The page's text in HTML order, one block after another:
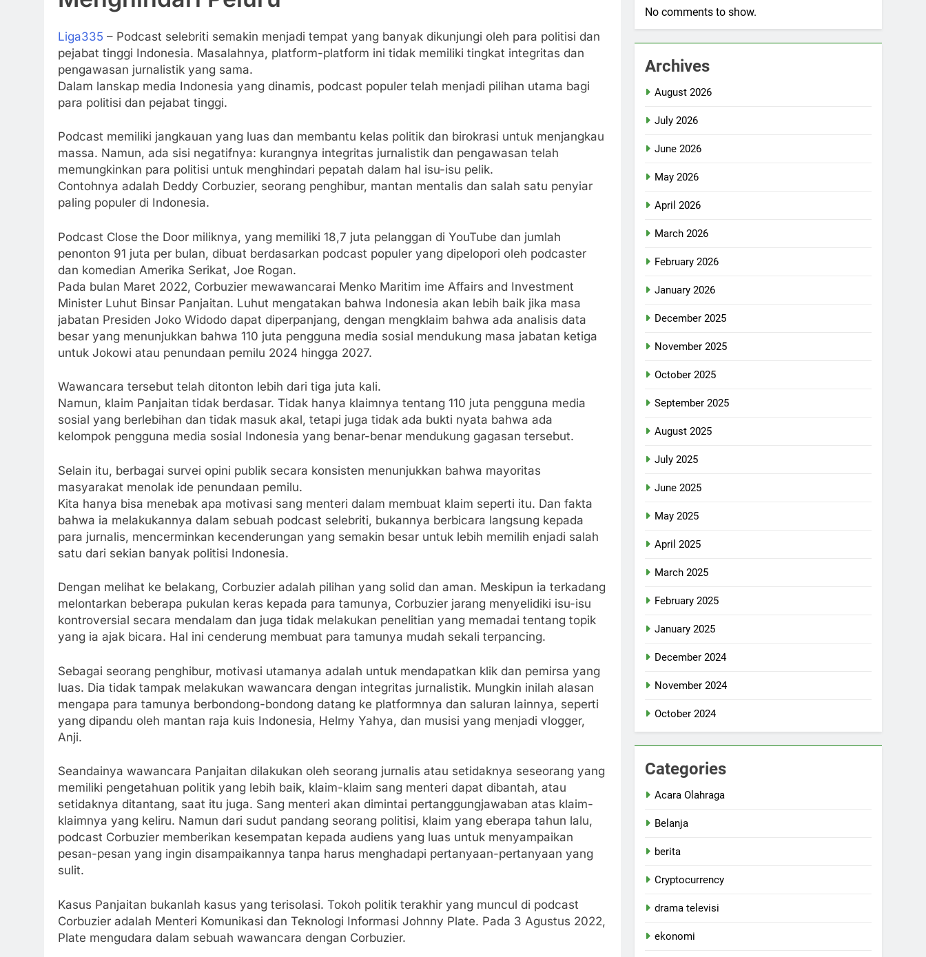
Liga335 – Podcast selebriti semakin menjadi tempat yang banyak dikunjungi oleh para politisi dan
pejabat tinggi Indonesia. Masalahnya, platform-platform ini tidak memiliki tingkat integritas dan
pengawasan jurnalistik yang sama.
Dalam lanskap media Indonesia yang dinamis, podcast populer telah menjadi pilihan utama bagi
para politisi dan pejabat tinggi.
Podcast memiliki jangkauan yang luas dan membantu kelas politik dan birokrasi untuk menjangkau
massa. Namun, ada sisi negatifnya: kurangnya integritas jurnalistik dan pengawasan telah
memungkinkan para politisi untuk menghindari pepatah dalam hal isu-isu pelik.
Contohnya adalah Deddy Corbuzier, seorang penghibur, mantan mentalis dan salah satu penyiar
paling populer di Indonesia.
Podcast Close the Door miliknya, yang memiliki 18,7 juta pelanggan di YouTube dan jumlah
penonton 91 juta per bulan, dibuat berdasarkan podcast populer yang dipelopori oleh podcaster
dan komedian Amerika Serikat, Joe Rogan.
Pada bulan Maret 2022, Corbuzier mewawancarai Menko Maritim ime Affairs and Investment
Minister Luhut Binsar Panjaitan. Luhut mengatakan bahwa Indonesia akan lebih baik jika masa
jabatan Presiden Joko Widodo dapat diperpanjang, dengan mengklaim bahwa ada analisis data
besar yang menunjukkan bahwa 110 juta pengguna media sosial mendukung masa jabatan ketiga
untuk Jokowi atau penundaan pemilu 2024 hingga 2027.
Wawancara tersebut telah ditonton lebih dari tiga juta kali.
Namun, klaim Panjaitan tidak berdasar. Tidak hanya klaimnya tentang 110 juta pengguna media
sosial yang berlebihan dan tidak masuk akal, tetapi juga tidak ada bukti nyata bahwa ada
kelompok pengguna media sosial Indonesia yang benar-benar mendukung gagasan tersebut.
Selain itu, berbagai survei opini publik secara konsisten menunjukkan bahwa mayoritas
masyarakat menolak ide penundaan pemilu.
Kita hanya bisa menebak apa motivasi sang menteri dalam membuat klaim seperti itu. Dan fakta
bahwa ia melakukannya dalam sebuah podcast selebriti, bukannya berbicara langsung kepada
para jurnalis, mencerminkan kecenderungan yang semakin besar untuk lebih memilih enjadi salah
satu dari sekian banyak politisi Indonesia.
Dengan melihat ke belakang, Corbuzier adalah pilihan yang solid dan aman. Meskipun ia terkadang
melontarkan beberapa pukulan keras kepada para tamunya, Corbuzier jarang menyelidiki isu-isu
kontroversial secara mendalam dan juga tidak melakukan penelitian yang memadai tentang topik
yang ia ajak bicara. Hal ini cenderung membuat para tamunya mudah sekali terpancing.
Sebagai seorang penghibur, motivasi utamanya adalah untuk mendapatkan klik dan pemirsa yang
luas. Dia tidak tampak melakukan wawancara dengan integritas jurnalistik. Mungkin inilah alasan
mengapa para tamunya berbondong-bondong datang ke platformnya dan saluran lainnya, seperti
yang dipandu oleh mantan raja kuis Indonesia, Helmy Yahya, dan musisi yang menjadi vlogger,
Anji.
Seandainya wawancara Panjaitan dilakukan oleh seorang jurnalis atau setidaknya seseorang yang
memiliki pengetahuan politik yang lebih baik, klaim-klaim sang menteri dapat dibantah, atau
setidaknya ditantang, saat itu juga. Sang menteri akan dimintai pertanggungjawaban atas klaim-
klaimnya yang keliru. Namun dari sudut pandang seorang politisi, klaim yang eberapa tahun lalu,
podcast Corbuzier memberikan kesempatan kepada audiens yang luas untuk menyampaikan
pesan-pesan yang ingin disampaikannya tanpa harus menghadapi pertanyaan-pertanyaan yang
sulit.
Kasus Panjaitan bukanlah kasus yang terisolasi. Tokoh politik terakhir yang muncul di podcast
Corbuzier adalah Menteri Komunikasi dan Teknologi Informasi Johnny Plate. Pada 3 Agustus 2022,
Plate mengudara dalam sebuah wawancara dengan Corbuzier.
No comments to show.
Archives
August 2026
July 2026
June 2026
May 2026
April 2026
March 2026
February 2026
January 2026
December 2025
November 2025
October 2025
September 2025
August 2025
July 2025
June 2025
May 2025
April 2025
March 2025
February 2025
January 2025
December 2024
November 2024
October 2024
Categories
Acara Olahraga
Belanja
berita
Cryptocurrency
drama televisi
ekonomi